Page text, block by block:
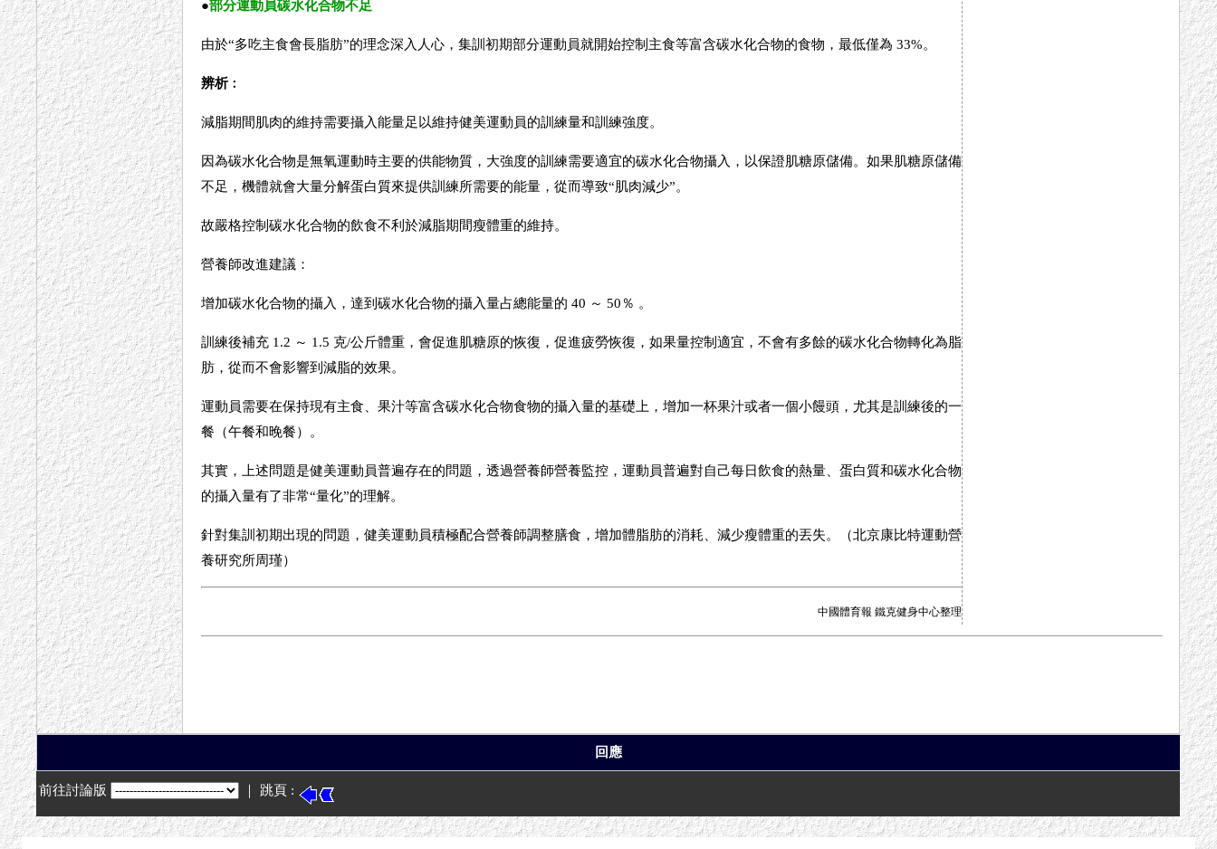
●部分運動員碳水化合物不足
由於“多吃主食會長脂肪”的理念深入人心，集訓初期部分運動員就開始控制主食等富含碳水化合物的食物，最低僅為 33%。
辨析︰
減脂期間肌肉的維持需要攝入能量足以維持健美運動員的訓練量和訓練強度。
因為碳水化合物是無氧運動時主要的供能物質，大強度的訓練需要適宜的碳水化合物攝入，以保證肌糖原儲備。如果肌糖原儲備
不足，機體就會大量分解蛋白質來提供訓練所需要的能量，從而導致“肌肉減少”。
故嚴格控制碳水化合物的飲食不利於減脂期間瘦體重的維持。
營養師改進建議：
增加碳水化合物的攝入，達到碳水化合物的攝入量占總能量的 40 ～ 50％ 。
訓練後補充 1.2 ～ 1.5 克/公斤體重，會促進肌糖原的恢復，促進疲勞恢復，如果量控制適宜，不會有多餘的碳水化合物轉化為脂
肪，從而不會影響到減脂的效果。
運動員需要在保持現有主食、果汁等富含碳水化合物食物的攝入量的基礎上，增加一杯果汁或者一個小饅頭，尤其是訓練後的一
餐（午餐和晚餐）。
其實，上述問題是健美運動員普遍存在的問題，透過營養師營養監控，運動員普遍對自己每日飲食的熱量、蛋白質和碳水化合物
的攝入量有了非常“量化”的理解。
針對集訓初期出現的問題，健美運動員積極配合營養師調整膳食，增加體脂肪的消耗、減少瘦體重的丟失。（北京康比特運動營
養研究所周瑾）
中國體育報 鐵克健身中心整理
回應
前往討論版 ｜ 跳頁 :